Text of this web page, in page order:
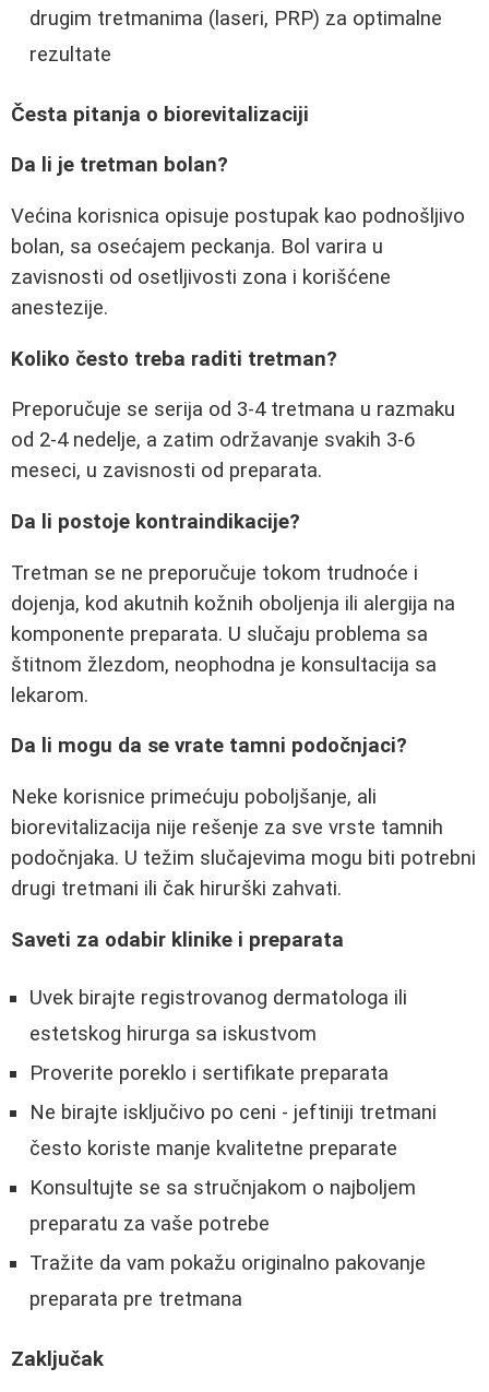
drugim tretmanima (laseri, PRP) za optimalne
rezultate
Česta pitanja o biorevitalizaciji
Da li je tretman bolan?
Većina korisnica opisuje postupak kao podnošljivo
bolan, sa osećajem peckanja. Bol varira u
zavisnosti od osetljivosti zona i korišćene
anestezije.
Koliko često treba raditi tretman?
Preporučuje se serija od 3-4 tretmana u razmaku
od 2-4 nedelje, a zatim održavanje svakih 3-6
meseci, u zavisnosti od preparata.
Da li postoje kontraindikacije?
Tretman se ne preporučuje tokom trudnoće i
dojenja, kod akutnih kožnih oboljenja ili alergija na
komponente preparata. U slučaju problema sa
štitnom žlezdom, neophodna je konsultacija sa
lekarom.
Da li mogu da se vrate tamni podočnjaci?
Neke korisnice primećuju poboljšanje, ali
biorevitalizacija nije rešenje za sve vrste tamnih
podočnjaka. U težim slučajevima mogu biti potrebni
drugi tretmani ili čak hirurški zahvati.
Saveti za odabir klinike i preparata
Uvek birajte registrovanog dermatologa ili
estetskog hirurga sa iskustvom
Proverite poreklo i sertifikate preparata
Ne birajte isključivo po ceni - jeftiniji tretmani
često koriste manje kvalitetne preparate
Konsultujte se sa stručnjakom o najboljem
preparatu za vaše potrebe
Tražite da vam pokažu originalno pakovanje
preparata pre tretmana
Zaključak